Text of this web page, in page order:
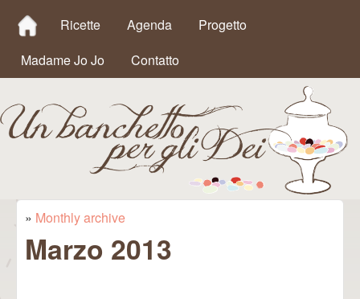
MAIN MENU
Ricette Agenda
Progetto
Madame Jo Jo
Contatto
Un
Banchetto
Tu sei qui
» Monthly archive
Marzo 2013